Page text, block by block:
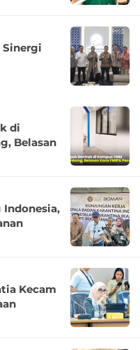
Sinergi
di
Belasan
Indonesia,
Kecam